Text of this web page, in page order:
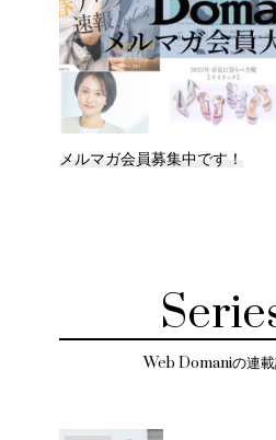
メルマガ会員募集中です！
Web Domaniの連